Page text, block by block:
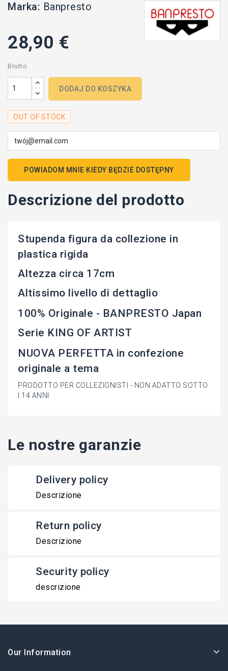
Marka: Banpresto
28,90 €
Brutto
DODAJ DO KOSZYKA
OUT OF STOCK
POWIADOM MNIE KIEDY BĘDZIE DOSTĘPNY
Descrizione del prodotto
Stupenda figura da collezione in
plastica rigida
Altezza circa 17cm
Altissimo livello di dettaglio
100% Originale - BANPRESTO Japan
Serie KING OF ARTIST
NUOVA PERFETTA in confezione
originale a tema
PRODOTTO PER COLLEZIONISTI - NON ADATTO SOTTO
I 14 ANNI
Le nostre garanzie
Delivery policy
Descrizione
Return policy
Descrizione
Security policy
descrizione
Our Information